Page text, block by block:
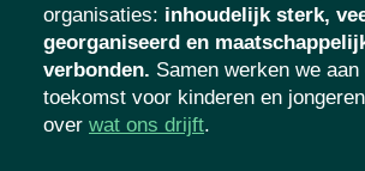
organisaties: inhoudelijk sterk,
georganiseerd en
verbonden. Samen werken we
toekomst voor kinderen en
over wat ons drijft.